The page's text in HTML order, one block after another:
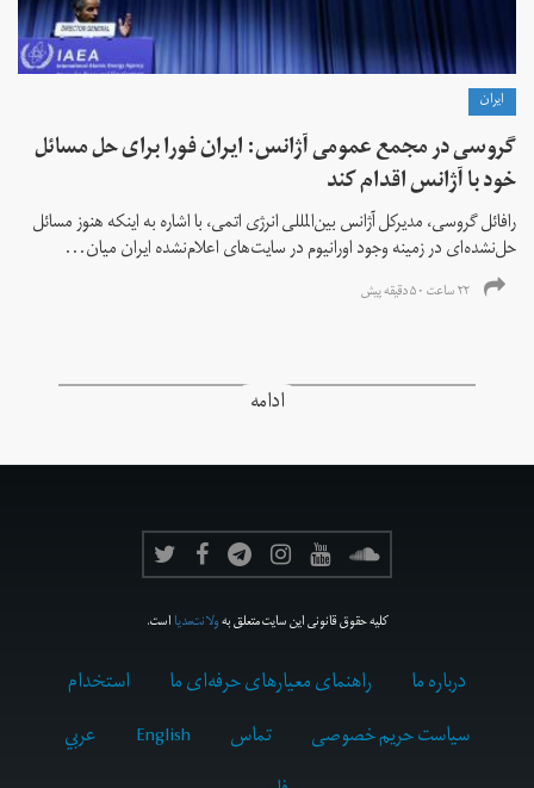
ايران
گروسی در مجمع عمومی آژانس: ایران فورا برای حل مسائل
خود با آژانس اقدام کند
رافائل گروسی، مدیرکل آژانس بین‌المللی انرژی اتمی، با اشاره به اینکه هنوز مسائل
حل‌نشده‌ای در زمینه وجود اورانیوم در سایت‌های اعلام‌نشده ایران میان...
۲۲ ساعت ۵۰ دقیقه پیش
ادامه
کلیه حقوق قانونی این سایت متعلق بهولانت‌مدیااست.
درباره ما راهنمای معیارهای حرفه‌ای ما
استخدام
سیاست حریم خصوصی
تماس English
عربي